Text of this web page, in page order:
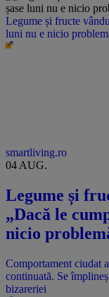
Legume și fructe
luni nu e nicio
smartliving.ro
04 AUG.
Legume și
„Dacă le
nicio
Comportament ciudat
continuată. Se
bizareriei